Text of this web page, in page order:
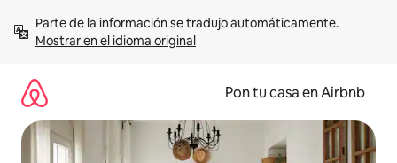
contenidoMostrar en el idioma original
Pon tu casa en Airbnb